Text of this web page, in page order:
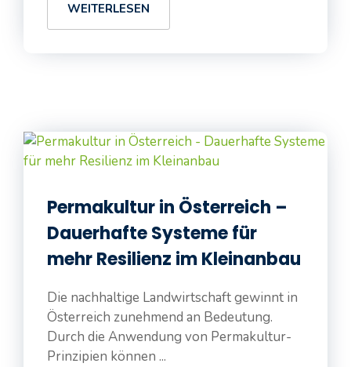
WEITERLESEN
Permakultur in Österreich –
Dauerhafte Systeme für
mehr Resilienz im Kleinanbau
Die nachhaltige Landwirtschaft gewinnt in
Österreich zunehmend an Bedeutung.
Durch die Anwendung von Permakultur-
Prinzipien können ...